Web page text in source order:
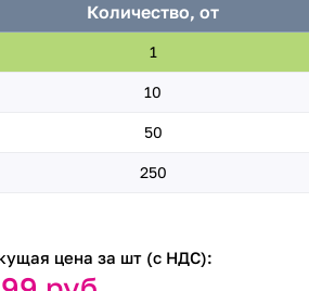
Количество, от
1
10
50
250
цена за шт (с НДС):